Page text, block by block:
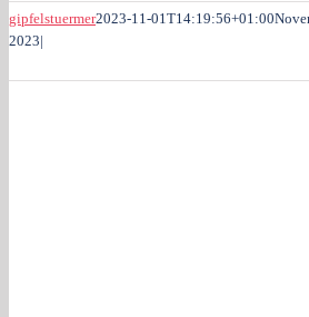
gipfelstuermer2023-11-01T14:19:56+01:00
2023|